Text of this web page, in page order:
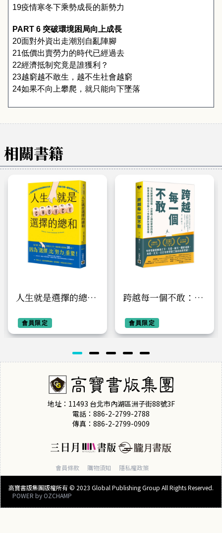
19疫情寒冬下乘勢成長的新勢力
PART 6 突破環境困局向上成長
20面對外資出走潮別自亂陣腳
21低價出賣勞力的時代已經過去
22經濟抵制究竟是誰獲利？
23越窮越不敢生，越不生社會越窮
24如果不向上攀爬，就只能向下墜落
相關書籍
人生就是選擇的總
到清晰的方向，為自
己選一個有利的生活
會員限定
跨越每一個不敢：沒
踏上通往夢想的路？
前麥肯錫全球合夥人
十年創夢的破局思維
會員限定
地址：11493 台北市內湖區洲子街88號3F
電話：886-2-2799-2788
傳真：886-2-2799-0909
會員條款 購物須知 隱私權政策
高寶書版集團版權所有 © 2023 Global Publishing Group All Rights Reserved.
POWER by OZCHAMP